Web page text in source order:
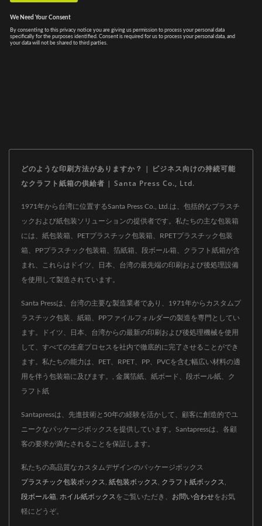
どのような印刷方法がありますか？ | ビジネス向けの持続可能
なクラフト紙箱の供給者 | Santa Press Co., Ltd.
1971年から台湾に位置するSanta Press Co., Ltd.は、包括的なプラスチ
ックおよび紙包装ソリューションの提供者です。私たちの主な包装箱
には、紙包装箱、PETプラスチック包装箱、RPETプラスチック包装
箱、PPプラスチック包装箱、箔紙箱、段ボール箱、クラフト紙箱が含
まれ、これらはドイツ、日本、台湾の最先端の印刷および後処理設備
を使用して製造されています。
Santa Pressは、台湾の主要な製造業者であり、1971年からカスタムプ
ラスチック包装、紙箱、PPファイルフォルダーの製造を専門としてい
ます。ドイツ、日本、台湾からの最新の印刷および後処理機械を使用
して、すべての生産プロセスを社内で徹底的に完了させることができ
ます。私たちの能力は、PET、RPET、PP、PVCを含む幅広い材料の適
用を伴う包装箱に及びます。, 金属箔紙、紙ボード、段ボール紙、ク
ラフト紙
Santapressは、先進技術と50年の経験を活かして、顧客に創造的でユ
ニークなパッケージボックスを提供しています。Santapressは、各顧
客の要求が満たされることを保証します。
私たちの高品質なカスタムデザインのパッケージボックス
プラスチック包装ボックス 紙包装ボックス クラフト紙ボックス
段ボール箱 ホイル紙ボックス をご覧いただき、 お問い合わせをお気
軽にどうぞ。